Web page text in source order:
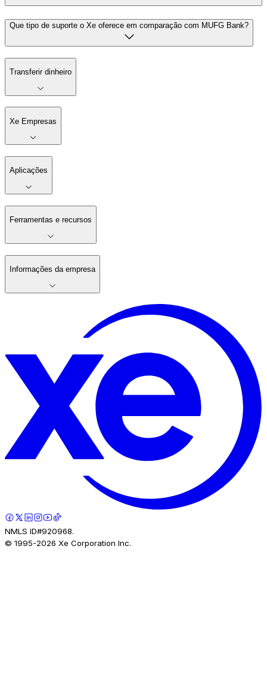
Que tipo de suporte o Xe oferece em comparação com MUFG Bank?
Transferir dinheiro
Xe Empresas
Aplicações
Ferramentas e recursos
Informações da empresa
NMLS ID#920968.
© 1995-2026 Xe Corporation Inc.